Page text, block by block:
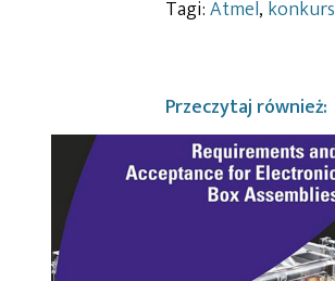
Tagi:Atmel, konkurs
Przeczytaj również: